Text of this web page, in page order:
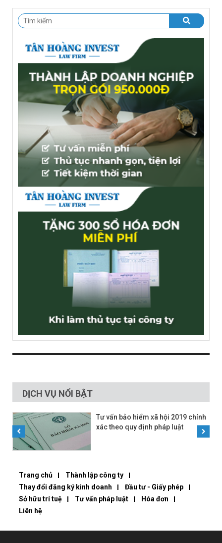
DỊCH VỤ NỔI BẬT
Tư vấn bảo hiểm xã hội 2019 chính
xác theo quy định pháp luật
Trang chủ
Thành lập công ty
Thay đổi đăng ký kinh doanh
Đầu tư - Giấy phép
Sở hữu trí tuệ
Tư vấn pháp luật
Hóa đơn
Liên hệ